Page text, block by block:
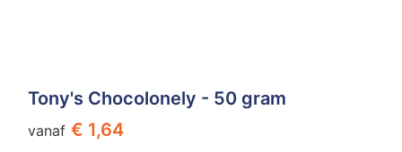
Tony's Chocolonely - 50 gram
vanaf € 1,64